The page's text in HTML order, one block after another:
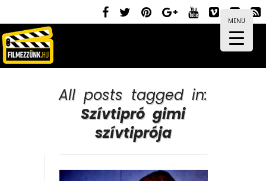
MENÜ
All posts tagged in:
Szívtipró gimi
szívtiprója